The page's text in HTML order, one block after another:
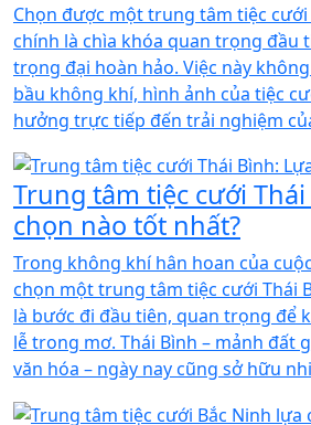
Chọn được một trung tâm tiệc
chính là chìa khóa quan trọng đầu
trọng đại hoàn hảo. Việc này
bầu không khí, hình ảnh của tiệc
hưởng trực tiếp đến trải nghiệm
Trung tâm tiệc cưới
chọn nào tốt nhất?
Trong không khí hân hoan của
chọn một trung tâm tiệc cưới Thái
là bước đi đầu tiên, quan trọng để
lễ trong mơ. Thái Bình – mảnh đất
văn hóa – ngày nay cũng sở hữu